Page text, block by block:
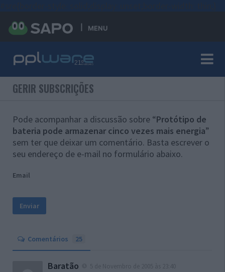
MENU
GERIR SUBSCRIÇÕES
Pode acompanhar a discussão sobre “Protótipo de
bateria pode armazenar cinco vezes mais energia”
sem ter que deixar um comentário. Basta escrever o
seu endereço de e-mail no formulário abaixo.
Email
Comentários 25
Baratão